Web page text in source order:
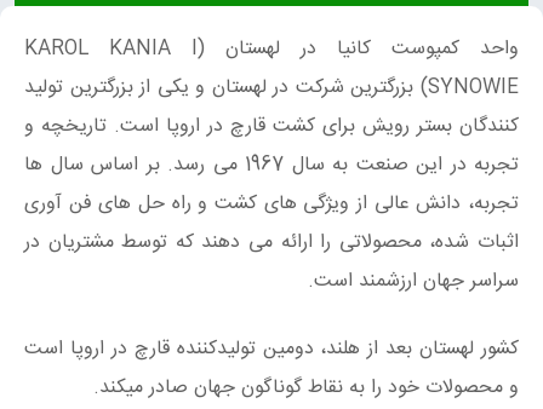
واحد کمپوست کانیا در لهستان (KAROL KANIA I
SYNOWIE) بزرگترین شرکت در لهستان و یکی از بزرگترین تولید
کنندگان بستر رویش برای کشت قارچ در اروپا است. تاریخچه و
تجربه در این صنعت به سال 1967 می رسد. بر اساس سال ها
تجربه، دانش عالی از ویژگی های کشت و راه حل های فن آوری
اثبات شده، محصولاتی را ارائه می دهند که توسط مشتریان در
سراسر جهان ارزشمند است.
کشور لهستان بعد از هلند، دومین تولیدکننده قارچ در اروپا است
و محصولات خود را به نقاط گوناگون جهان صادر میکند.